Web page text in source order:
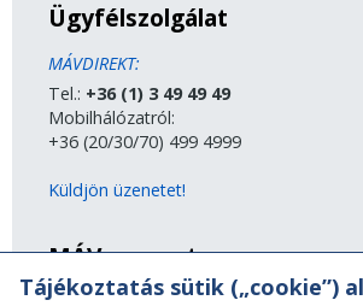
Ügyfélszolgálat
MÁVDIREKT:
Tel.: +36 (1) 3 49 49 49
Mobilhálózatról:
+36 (20/30/70) 499 4999
Küldjön üzenetet!
MÁV-csoport
Tájékoztatás sütik („cookie”)